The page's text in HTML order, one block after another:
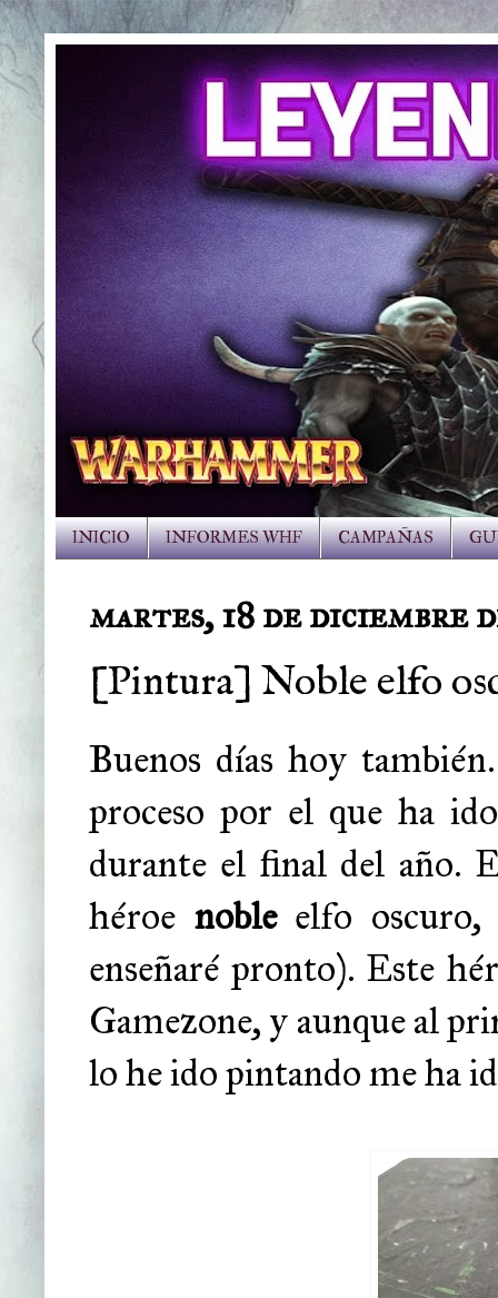
INICIO INFORMES WHF CAMPAÑAS
martes, 18 de diciembre
[Pintura] Noble elfo
Buenos días hoy
proceso por el que ha
durante el final del año.
héroe nobleelfo oscuro,
enseñaré pronto). Este
Gamezone, y aunque al
lo he ido pintando me ha